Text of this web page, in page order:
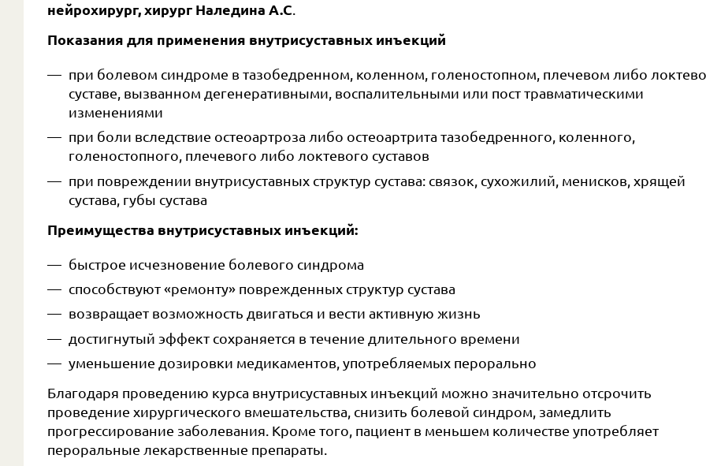
нейрохирург, хирург Наледина А.С
Показания для применения внутрисуставных инъекций
при болевом синдроме в тазобедренном, коленном, голеностопном, плечевом либо
суставе, вызванном дегенеративными, воспалительными или пост травматическими
изменениями
при боли вследствие остеоартроза либо остеоартрита тазобедренного, коленного,
голеностопного, плечевого либо локтевого суставов
при повреждении внутрисуставных структур сустава: связок, сухожилий, менисков, хрящей
сустава, губы сустава
Преимущества внутрисуставных инъекций:
быстрое исчезновение болевого синдрома
способствуют «ремонту» поврежденных структур сустава
возвращает возможность двигаться и вести активную жизнь
достигнутый эффект сохраняется в течение длительного времени
уменьшение дозировки медикаментов, употребляемых перорально
Благодаря проведению курса внутрисуставных инъекций можно значительно отсрочить
проведение хирургического вмешательства, снизить болевой синдром, замедлить
прогрессирование заболевания. Кроме того, пациент в меньшем количестве употребляет
пероральные лекарственные препараты.